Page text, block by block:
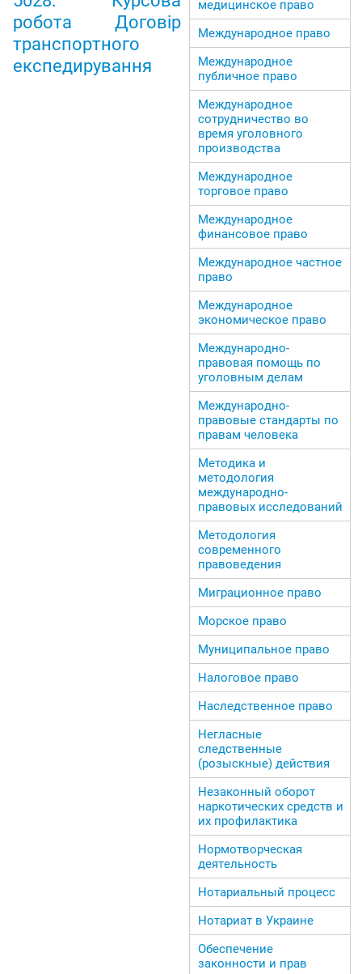
робота Договір
транспортного
експедирування
медицинское право
Международное право
Международное
публичное право
Международное
сотрудничество во
время уголовного
производства
Международное
торговое право
Международное
финансовое право
Международное частное
право
Международное
экономическое право
Международно-
правовая помощь по
уголовным делам
Международно-
правовые стандарты по
правам человека
Методика и
методология
международно-
правовых исследований
Методология
современного
правоведения
Миграционное право
Морское право
Муниципальное право
Налоговое право
Наследственное право
Негласные
следственные
(розыскные) действия
Незаконный оборот
наркотических средств и
их профилактика
Нормотворческая
деятельность
Нотариальный процесс
Нотариат в Украине
Обеспечение
законности и прав